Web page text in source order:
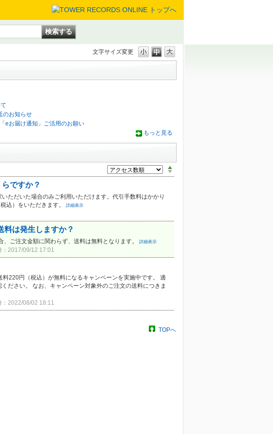
文字サイズ変更
のお知らせ
eお届け通知」ご活用のお願い
もっと見る
ですか？
ただいた場合のみご利用いただけます。代引手数料はかかり
込）をいただきます。
詳細表示
料は発生しますか？
、ご注文金額に関わらず、送料は無料となります。 詳細表示
：2017/09/12 17:01
220円（税込）が無料になるキャンペーンを実施中です。 適
ださい。 なお、キャンペーン対象外のご注文の送料につきま
：2022/08/02 18:11
TOPへ